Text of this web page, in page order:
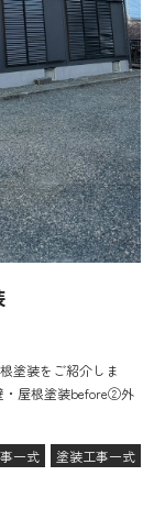
塗装をご紹介しま
屋根塗装before②外
一式 塗装工事一式